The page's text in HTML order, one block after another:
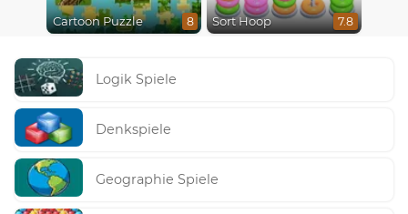
Cartoon Puzzle 8 Sort Hoop 7.8
Logik Spiele
Denkspiele
Geographie Spiele